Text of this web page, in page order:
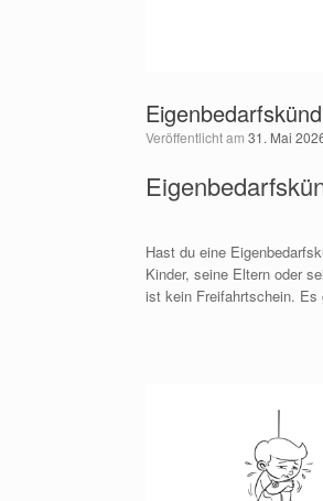
Veröffentlicht am 31. Mai
Hast du eine
Kinder, seine Eltern oder
ist kein Freifahrtschein. Es